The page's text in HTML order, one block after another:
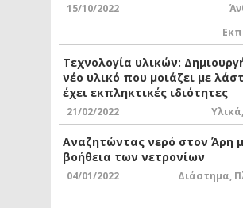
15/10/2022
Τεχνολογία υλικών:
νέο υλικό που μοιάζει με
έχει εκπληκτικές ιδιότητες
21/02/2022 Υλικά,
Αναζητώντας νερό στον Άρη
βοήθεια των νετρονίων
04/01/2022 Διάστημα,